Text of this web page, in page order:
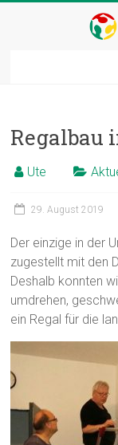
Regalbau
Ute
29. August 2019
Der einzige in der
zugestellt mit den
Deshalb konnten
umdrehen,
ein Regal für die